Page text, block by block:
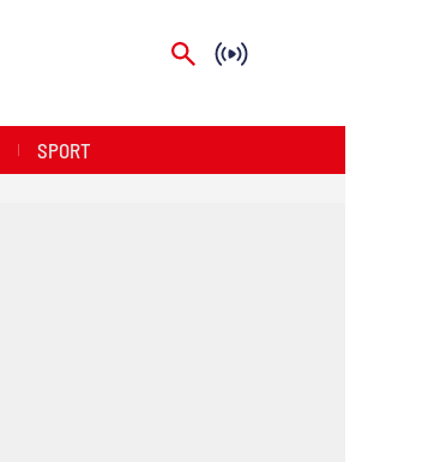
SPORT